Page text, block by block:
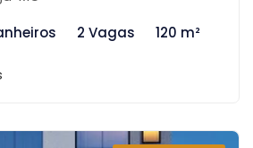
2 Vagas 120 m²